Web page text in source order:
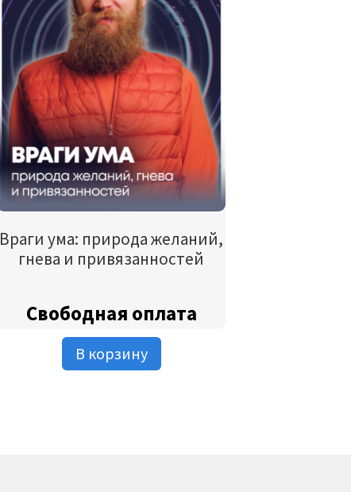
Враги ума: природа желаний,
гнева и привязанностей
Свободная оплата
В корзину